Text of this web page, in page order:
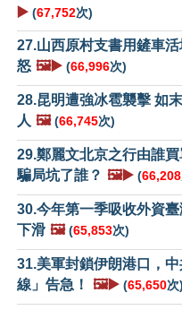
▶️ (67,752次)
27.山西原村支書用鏟車
怒 🖼️▶️ (66,996次)
28.昆明遭強冰雹襲擊 如
人 🖼️ (66,745次)
29.鄭麗文北京之行由誰
騙局坑了誰？ 🖼️▶️ (66,208
30.今年第一季吸收外資
下滑 🖼️ (65,853次)
31.美軍封鎖伊朗港口，
線」告急！
🖼️▶️ (65,650次)